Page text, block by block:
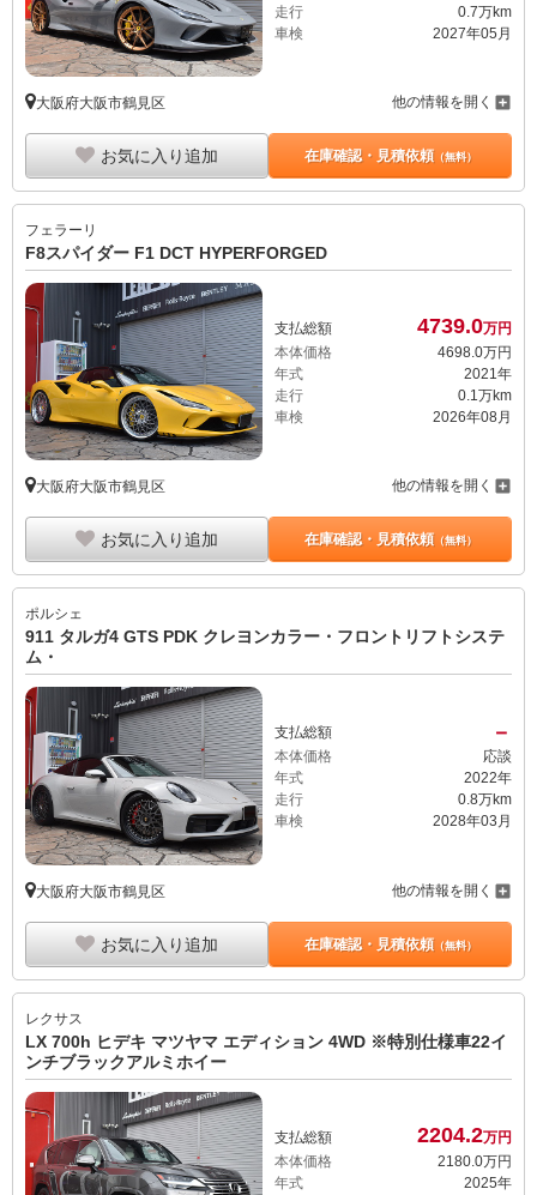
走行
0.7万km
車検
2027年05月
大阪府大阪市鶴見区 他の情報を開く
お気に入り追加 在庫確認・見積依頼（無料）
フェラーリ
F8スパイダー F1 DCT HYPERFORGED
支払総額 4739.0万円
本体価格
4698.0万円
年式
2021年
走行
0.1万km
車検
2026年08月
大阪府大阪市鶴見区 他の情報を開く
お気に入り追加 在庫確認・見積依頼（無料）
ポルシェ
911 タルガ4 GTS PDK クレヨンカラー・フロントリフトシステ
ム・
支払総額 －
本体価格
応談
年式
2022年
走行
0.8万km
車検
2028年03月
大阪府大阪市鶴見区 他の情報を開く
お気に入り追加 在庫確認・見積依頼（無料）
レクサス
LX 700h ヒデキ マツヤマ エディション 4WD ※特別仕様車22イ
ンチブラックアルミホイー
支払総額 2204.2万円
本体価格
2180.0万円
年式
2025年